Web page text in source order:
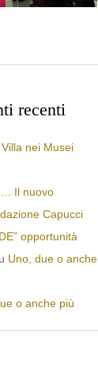
recenti
nei Musei
Il nuovo
Capucci
opportunità
Uno, due o anche
o anche più